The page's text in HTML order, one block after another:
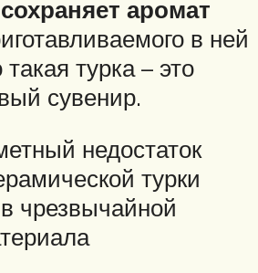
сохраняет аромат
в ней
турка – это
сувенир.
недостаток
турки
чрезвычайной